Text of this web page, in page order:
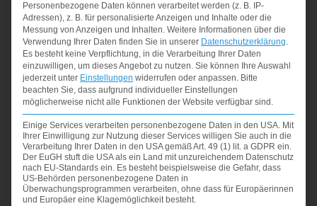
TREPPENLIFTE LASSEN SICH
Personenbezogene Daten können verarbeitet werden (z. B. IP-
Adressen), z. B. für personalisierte Anzeigen und Inhalte oder die
Messung von Anzeigen und Inhalten. Weitere Informationen über die
Verwendung Ihrer Daten finden Sie in unserer Datenschutzerklärung.
Es besteht keine Verpflichtung, in die Verarbeitung Ihrer Daten
einzuwilligen, um dieses Angebot zu nutzen. Sie können Ihre Auswahl
jederzeit unter Einstellungen widerrufen oder anpassen. Bitte
beachten Sie, dass aufgrund individueller Einstellungen
möglicherweise nicht alle Funktionen der Website verfügbar sind.
Einige Services verarbeiten personenbezogene Daten in den USA. Mit
Ihrer Einwilligung zur Nutzung dieser Services willigen Sie auch in die
Verarbeitung Ihrer Daten in den USA gemäß Art. 49 (1) lit. a GDPR ein.
Der EuGH stuft die USA als ein Land mit unzureichendem Datenschutz
nach EU-Standards ein. Es besteht beispielsweise die Gefahr, dass
US-Behörden personenbezogene Daten in
Überwachungsprogrammen verarbeiten, ohne dass für Europäerinnen
und Europäer eine Klagemöglichkeit besteht.